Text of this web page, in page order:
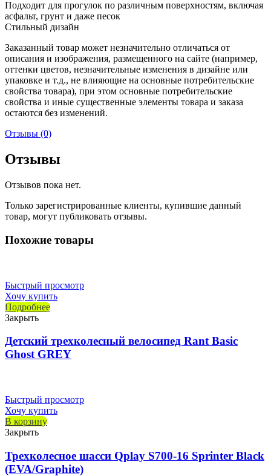
Подходит для прогулок по различным поверхностям, включая
асфальт, грунт и даже песок
Стильный дизайн
Заказанный товар может незначительно отличаться от
описания и изображения, размещенного на сайте (например,
оттенки цветов, незначительные изменения в дизайне или
упаковке и т.д., не влияющие на основные потребительские
свойства товара), при этом основные потребительские
свойства и иные существенные элементы товара и заказа
остаются без изменений.
Отзывы (0)
Отзывы
Отзывов пока нет.
Только зарегистрированные клиенты, купившие данный
товар, могут публиковать отзывы.
Похожие товары
Быстрый просмотр
Хочу купить
Подробнее
Закрыть
Детский трехколесный велосипед Rant Basic
Ghost GREY
Быстрый просмотр
Хочу купить
В корзину
Закрыть
Трехколесное шасси Qplay S700-16 Sprinter Black
(EVA/Graphite)